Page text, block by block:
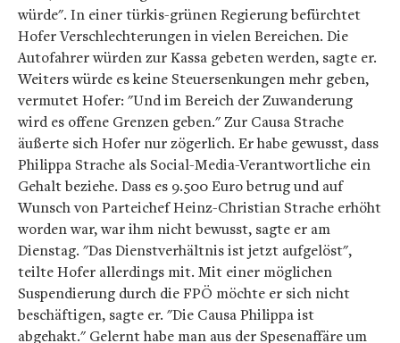
würde". In einer türkis-grünen Regierung befürchtet
Hofer Verschlechterungen in vielen Bereichen. Die
Autofahrer würden zur Kassa gebeten werden, sagte er.
Weiters würde es keine Steuersenkungen mehr geben,
vermutet Hofer: "Und im Bereich der Zuwanderung
wird es offene Grenzen geben." Zur Causa Strache
äußerte sich Hofer nur zögerlich. Er habe gewusst, dass
Philippa Strache als Social-Media-Verantwortliche ein
Gehalt beziehe. Dass es 9.500 Euro betrug und auf
Wunsch von Parteichef Heinz-Christian Strache erhöht
worden war, war ihm nicht bewusst, sagte er am
Dienstag. "Das Dienstverhältnis ist jetzt aufgelöst",
teilte Hofer allerdings mit. Mit einer möglichen
Suspendierung durch die FPÖ möchte er sich nicht
beschäftigen, sagte er. "Die Causa Philippa ist
abgehakt." Gelernt habe man aus der Spesenaffäre um